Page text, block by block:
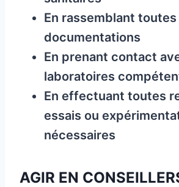
En rassemblant toutes
documentations
En prenant contact
laboratoires
En effectuant toutes
essais ou
nécessaires
AGIR EN